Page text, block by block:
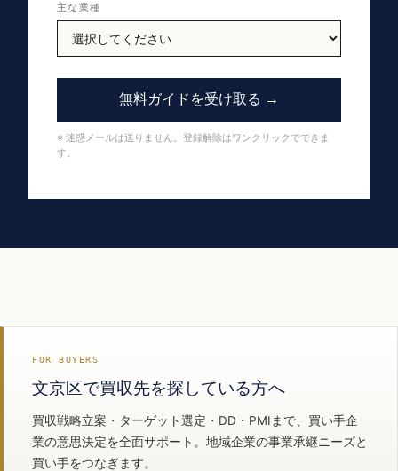
主な業種
無料ガイドを受け取る →
※ 迷惑メールは送りません。登録解除はワンクリックでできま
す。
FOR BUYERS
文京区で買収先を探している方へ
買収戦略立案・ターゲット選定・DD・PMIまで、買い手企
業の意思決定を全面サポート。地域企業の事業承継ニーズと
買い手をつなぎます。